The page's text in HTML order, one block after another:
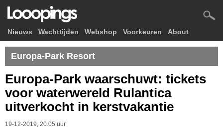
Nieuws Wachttijden Webshop Voorkeuren About
Europa-Park Resort
Europa-Park waarschuwt: tickets
voor waterwereld Rulantica
uitverkocht in kerstvakantie
19-12-2019, 20.05 uur